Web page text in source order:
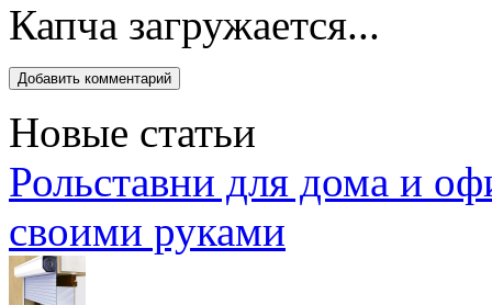
Капча загружается...
Новые статьи
Рольставни для дома и
своими руками